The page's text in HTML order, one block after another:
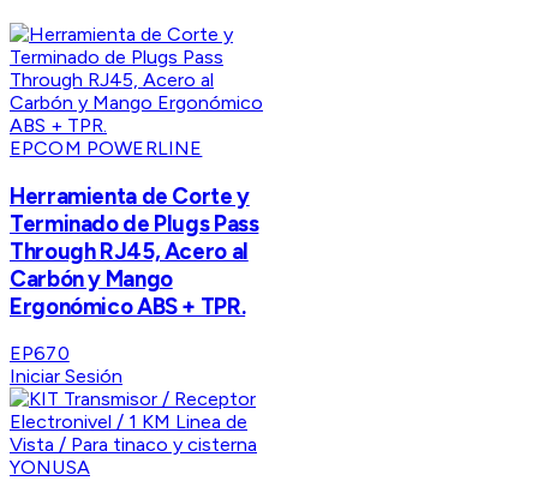
EPCOM POWERLINE
Herramienta de Corte y
Terminado de Plugs Pass
Through RJ45, Acero al
Carbón y Mango
Ergonómico ABS + TPR.
EP670
Iniciar Sesión
YONUSA